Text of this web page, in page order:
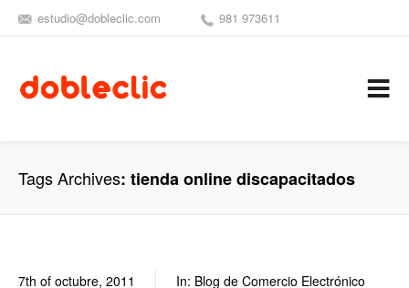
estudio@dobleclic.com 981 973611
Tags Archives tienda online discapacitados
7th of octubre, 2011 In: Blog de Comercio Electrónico